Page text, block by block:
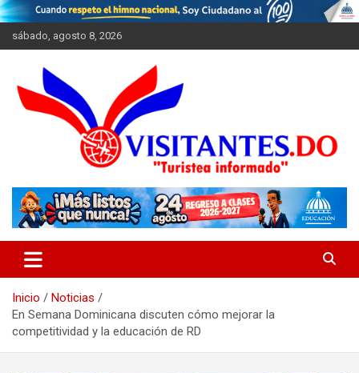
Saltar
al
contenido
sábado, agosto 8, 2026
Visitantes
Inicio
Noticias
En Semana Dominicana discuten cómo mejorar la
competitividad y la educación de RD